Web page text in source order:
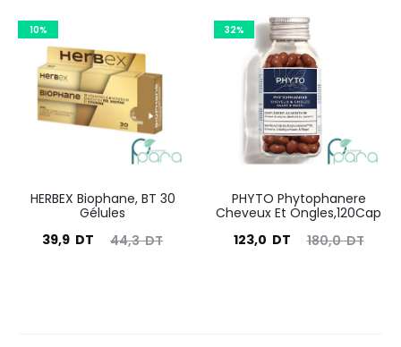
initial
était :
170,0
DT.
155,0
DT.
initial
était :
87,0
DT.
actuel
10%
HERBEX Biophane, BT 30
Gélules
44,3DT
Le
39,9 DT
32%
PHYTO Phytophanere
Cheveux Et Ongles,120Cap
180,0DT
Le
123,0 DT
Le